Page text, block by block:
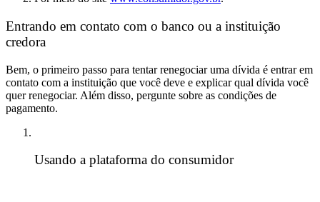
Entrando em contato com o banco ou a instituição
credora
Bem, o primeiro passo para tentar renegociar uma dívida é entrar em
contato com a instituição que você deve e explicar qual dívida você
quer renegociar. Além disso, pergunte sobre as condições de
pagamento.
Usando a plataforma do consumidor